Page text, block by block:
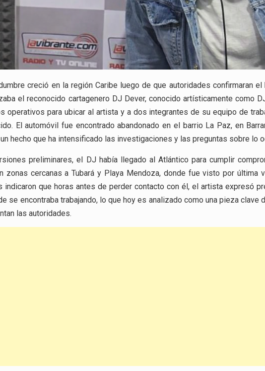
creció en la región Caribe luego de que autoridades confirmaran
el reconocido cartagenero DJ Dever, conocido artísticamente como
operativos para ubicar al artista y a dos integrantes de su equipo de
El automóvil fue encontrado abandonado en el barrio La Paz, en
hecho que ha intensificado las investigaciones y las preguntas sobre lo
preliminares, el DJ había llegado al Atlántico para cumplir
zonas cercanas a Tubará y Playa Mendoza, donde fue visto por última
indicaron que horas antes de perder contacto con él, el artista expresó
se encontraba trabajando, lo que hoy es analizado como una pieza
las autoridades.